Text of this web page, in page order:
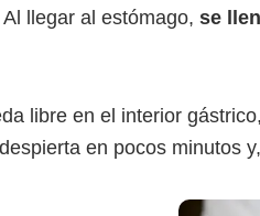
llegar al estómago, se
libre en el interior
en pocos minutos y,